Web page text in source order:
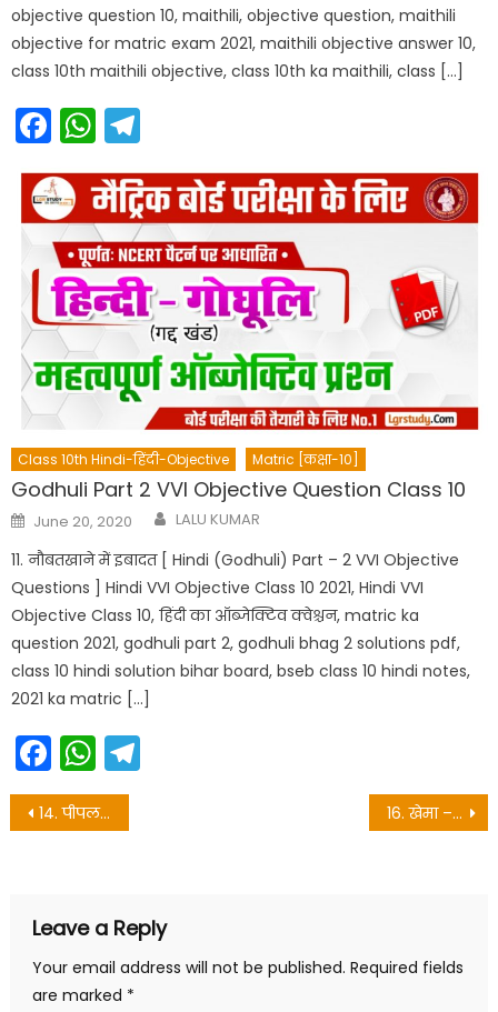
objective question 10, maithili, objective question, maithili
objective for matric exam 2021, maithili objective answer 10,
class 10th maithili objective, class 10th ka maithili, class […]
Facebook
WhatsApp
Class 10th Hindi-हिंदी-Objective Matric [कक्षा-10]
Godhuli Part 2 VVI Objective Question Class 10
Posted
on
June 20, 2020 Author
LALU KUMAR
11. नौबतखाने में इबादत [ Hindi (Godhuli) Part – 2 VVI Objective
Questions ] Hindi VVI Objective Class 10 2021, Hindi VVI
Objective Class 10, हिंदी का ऑब्जेक्टिव क्वेश्चन, matric ka
question 2021, godhuli part 2, godhuli bhag 2 solutions pdf,
class 10 hindi solution bihar board, bseb class 10 hindi notes,
2021 ka matric […]
Facebook
WhatsApp
Post
14. पीपल – bseb class 10 hindi notes 16. खेमा – bihar board 10th hindi objective
Leave a Reply
Your email address will not be published. Required fields
are marked *